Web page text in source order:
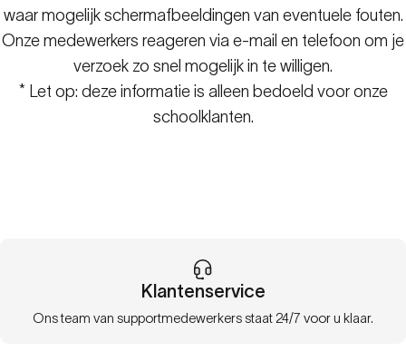
waar mogelijk schermafbeeldingen van eventuele fouten.
Onze medewerkers reageren via e-mail en telefoon om je
verzoek zo snel mogelijk in te willigen.
* Let op: deze informatie is alleen bedoeld voor onze
schoolklanten.
Klantenservice
Ons team van supportmedewerkers staat 24/7 voor u klaar.